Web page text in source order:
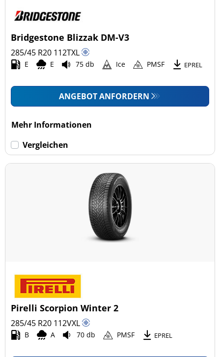
Bridgestone Blizzak DM-V3
285/45 R20 112TXL
E E 75 db Ice PMSF EPREL
ANGEBOT ANFORDERN
Mehr Informationen
Vergleichen
Pirelli Scorpion Winter 2
285/45 R20 112VXL
B A 70 db PMSF EPREL